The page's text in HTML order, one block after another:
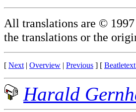
All translations are ©
the translations or the
[ Next| Overview | Previous ] [
Harald